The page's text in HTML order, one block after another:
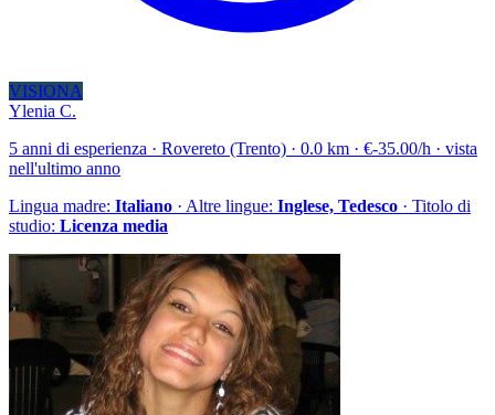
VISIONA
Ylenia C.
5 anni di esperienza · Rovereto (Trento) · 0.0 km · €-35.00/h · vista
nell'ultimo anno
Lingua madre: Italiano · Altre lingue: Inglese, Tedesco · Titolo di
studio: Licenza media